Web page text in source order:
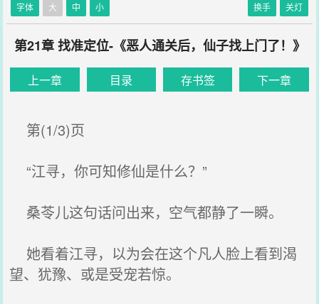
字体 大 中 小 换手 关灯
第21章 找准定位-《恶人通关后，仙子找上门了！》
上一章 目录 存书签 下一章
第(1/3)页
“江寻，你可知修仙是什么？”
桑苓儿这句话问出来，空气都静了一瞬。
她看着江寻，以为会在这个凡人脸上看到渴
望、犹豫、或是受宠若惊。